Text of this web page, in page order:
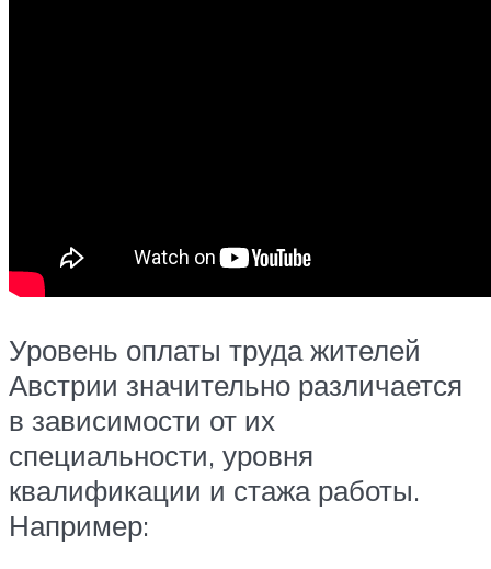
Уровень оплаты труда жителей
Австрии значительно различается
в зависимости от их
специальности, уровня
квалификации и стажа работы.
Например: